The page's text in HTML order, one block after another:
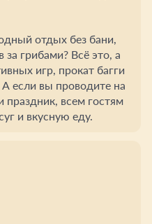
отдых без бани,
грибами? Всё это, а
игр, прокат багги
если вы проводите на
праздник, всем гостям
и вкусную еду.